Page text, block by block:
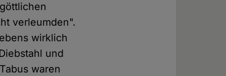
verleumden".
wirklich
und
waren